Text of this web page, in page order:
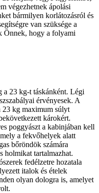
végezhetnek ápolási
bármilyen korlátozásról és
van szüksége a
Önnek, hogy a folyami
a 23 kg-t táskánként. Légi
érvényesek. A
23 kg maximum súlyt
károkért.
poggyászt a kabinjában kell
a fekvőhelyek alatt
bőröndök számára
holmikat tartalmazhat.
fedélzetre hozatala
italok és ételek
olyan dologra is, amelyet